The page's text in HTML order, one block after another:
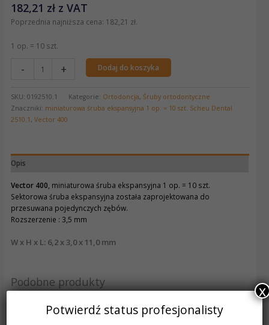
182,21 zł z VAT
Poprzednia najniższa cena: 182,21 zł.
1 op. = 10 szt.
- + Dodaj do koszyka
SKU:0192510.1 Kategorie: Ortodoncja,Śruby ortodontyczne
Znaczniki: miniaturowa śruba ekspansyjna 1 op. = 10 szt. Scheu Dental
2510.1 ,Vector 400
Opis
Vector 400 , miniaturowa śruba ekspansyjna 1 op. = 10 szt.
Sektorowa śruba ekspansyjna została zaprojektowana do
przesuwana pojedynczych zębów.
Rozszerzenie : 3,5 mm
W x H x L: 6,2 x 3,0 x 11,0 mm
Podobne produkty
Potwierdź status profesjonalisty
x